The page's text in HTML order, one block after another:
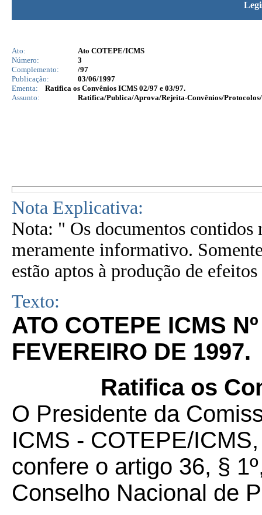
Ato:
Ato COTEPE/ICMS
Número:
3
Complemento:
/97
Publicação:
03/06/1997
Ementa:
Ratifica os Convênios ICMS 02/97 e 03/97.
Assunto:
Ratifica/Publica/Aprova/Rejeita-Convênios/
Nota Explicativa:
Nota: " Os documentos contidos
meramente informativo.
estão aptos à produção de
Texto:
ATO COTEPE ICMS
FEVEREIRO DE 1997.
Ratifica os
O Presidente da
ICMS - COTEPE/
confere o artigo 36, §
Conselho Nacional de